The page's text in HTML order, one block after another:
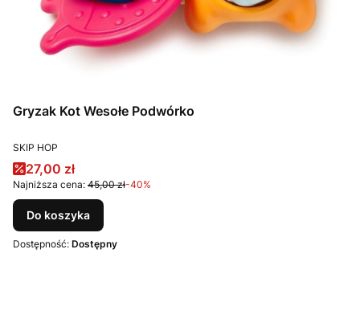
Gryzak Kot Wesołe Podwórko
PRODUCENT
SKIP HOP
Cena promocyjna
27,00 zł
Najniższa cena: 45,00 zł-40%
Do koszyka
Dostępność: Dostępny